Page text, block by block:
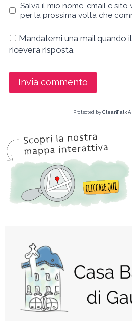
Salva il mio nome, email e
per la prossima volta che
Mandatemi una mail quando
riceverà risposta.
Protected byCleanTalk